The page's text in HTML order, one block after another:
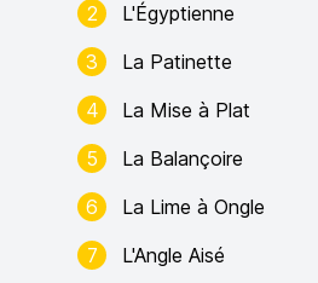
2
L'Égyptienne
3
La Patinette
4
La Mise à Plat
5
La Balançoire
6
La Lime à Ongle
7
L'Angle Aisé